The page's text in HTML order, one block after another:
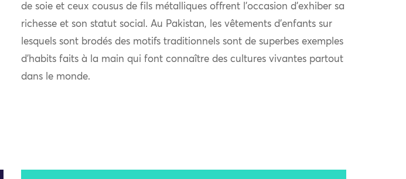
de soie et ceux cousus de fils métalliques offrent l’occasion d’exhiber sa
richesse et son statut social. Au Pakistan, les vêtements d’enfants sur
lesquels sont brodés des motifs traditionnels sont de superbes exemples
d’habits faits à la main qui font connaître des cultures vivantes partout
dans le monde.